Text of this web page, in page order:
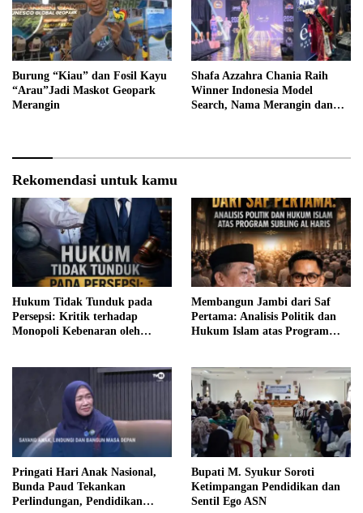
Burung “Kiau” dan Fosil Kayu
“Arau”Jadi Maskot Geopark
Merangin
Shafa Azzahra Chania Raih
Winner Indonesia Model
Search, Nama Merangin dan
Rekomendasi untuk kamu
Hukum Tidak Tunduk pada
Persepsi: Kritik terhadap
Monopoli Kebenaran oleh
Membangun Jambi dari Saf
Pertama: Analisis Politik dan
Hukum Islam atas Program
Pringati Hari Anak Nasional,
Bunda Paud Tekankan
Perlindungan, Pendidikan
Bupati M. Syukur Soroti
Ketimpangan Pendidikan dan
Sentil Ego ASN